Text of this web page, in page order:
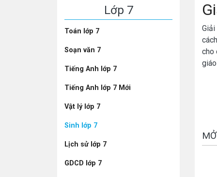
Lớp 7
Toán lớp 7
Soạn văn 7
Tiếng Anh lớp 7
Tiếng Anh lớp 7 Mới
Vật lý lớp 7
Sinh lớp 7
Lịch sử lớp 7
GDCD lớp 7
cho